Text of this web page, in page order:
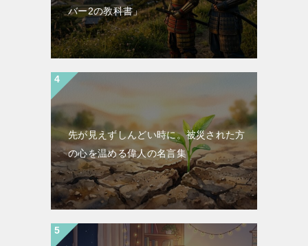
バー2の教科書」
先が見えずしんどい時に。被災された方
の心を温める偉人の名言集